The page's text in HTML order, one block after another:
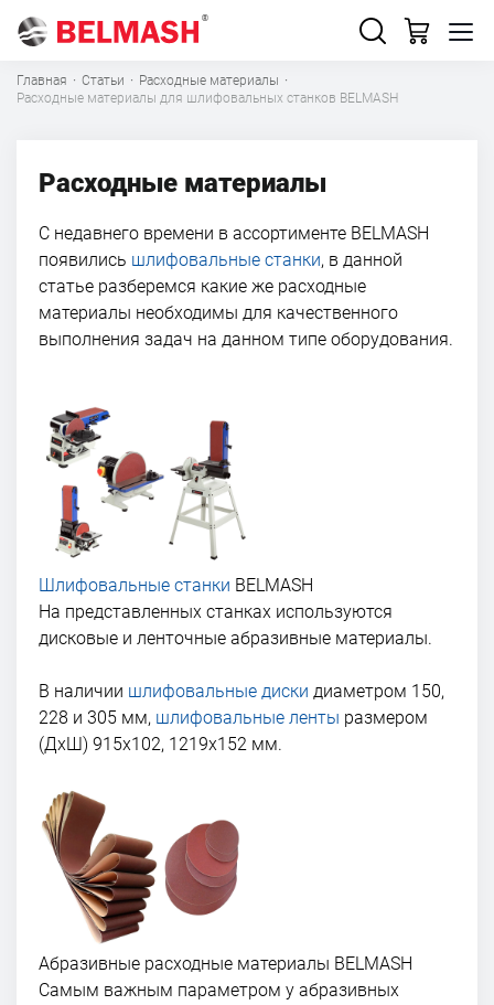
Главная · Статьи · Расходные материалы ·
Расходные материалы для шлифовальных станков BELMASH
Расходные материалы
С недавнего времени в ассортименте BELMASH
появились шлифовальные станки, в данной
статье разберемся какие же расходные
материалы необходимы для качественного
выполнения задач на данном типе оборудования.
Шлифовальные станки BELMASH
На представленных станках используются
дисковые и ленточные абразивные материалы.
В наличии шлифовальные диски диаметром 150,
228 и 305 мм, шлифовальные ленты размером
(ДхШ) 915х102, 1219х152 мм.
Абразивные расходные материалы BELMASH
Самым важным параметром у абразивных